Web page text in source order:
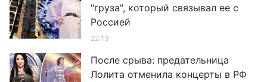
"груза", который связывал ее с
Россией
22:13
После срыва: предательница
Лолита отменила концерты в РФ